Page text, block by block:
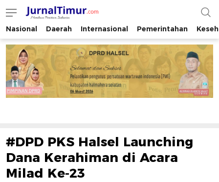
JurnalTimur.com
Membaca Peristiwa Indonesia
Nasional Daerah Internasional Pemerintahan
#DPD PKS Halsel Launching
Dana Kerahiman di Acara
Milad Ke-23